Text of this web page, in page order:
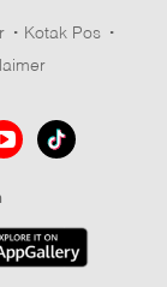
Kotak Pos